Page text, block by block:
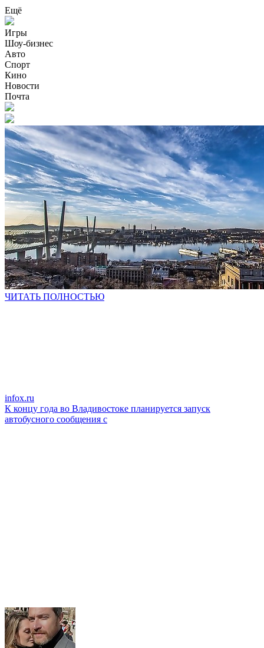
Ещё
Игры
Шоу-бизнес
Авто
Спорт
Кино
Новости
Почта
ЧИТАТЬ ПОЛНОСТЬЮ
infox.ru
К концу года во Владивостоке планируется запуск
автобусного сообщения с